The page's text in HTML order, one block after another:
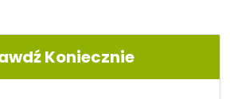
Koniecznie